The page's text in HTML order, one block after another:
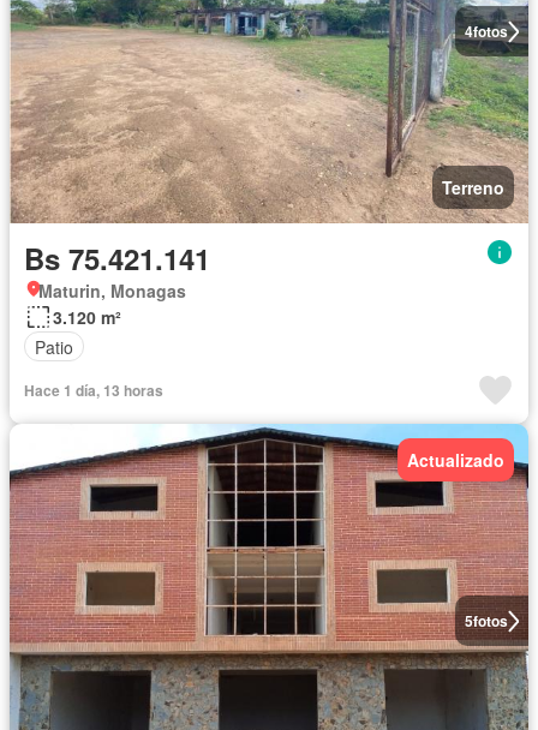
4fotos
Terreno
Bs 75.421.141
Maturin, Monagas
3.120 m²
Patio
Hace 1 día, 13 horas
5fotos
Actualizado